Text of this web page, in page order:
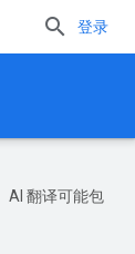
登录
AI 翻译可能包